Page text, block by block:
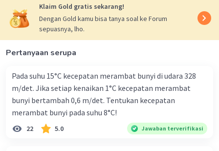
Karena keduanya sepusat, maka ω1 = ω2
a1/a2 = ω r1/ ω r2
a1/a2 = R1/ R2
a1 = a2/2
a2 = 2a1
Jadi jawaban yang tepat adalah B. a2 = 2a1.
Beri Rating Balas
Klaim Gold gratis sekarang!
Dengan Gold kamu bisa tanya soal ke Forum
sepuasnya, lho.
Pertanyaan serupa
Pada suhu 15°C kecepatan merambat bunyi di udara 328
m/det. Jika setiap kenaikan 1°C kecepatan merambat
bunyi bertambah 0,6 m/det. Tentukan kecepatan
merambat bunyi pada suhu 8°C!
22 5.0 Jawaban terverifikasi